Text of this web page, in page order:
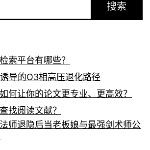
搜索
索平台有哪些？
导的O3相高压退化路径
何让你的论文更专业、更高效？
找阅读文献？
师退隐后当老板娘与最强剑术师公